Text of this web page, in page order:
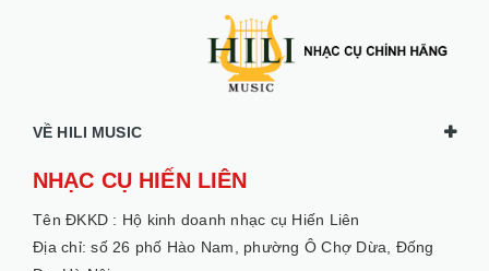
VỀ HILI MUSIC
NHẠC CỤ HIẾN LIÊN
Tên ĐKKD : Hộ kinh doanh nhạc cụ Hiến Liên
Địa chỉ: số 26 phố Hào Nam, phường Ô Chợ Dừa, Đống